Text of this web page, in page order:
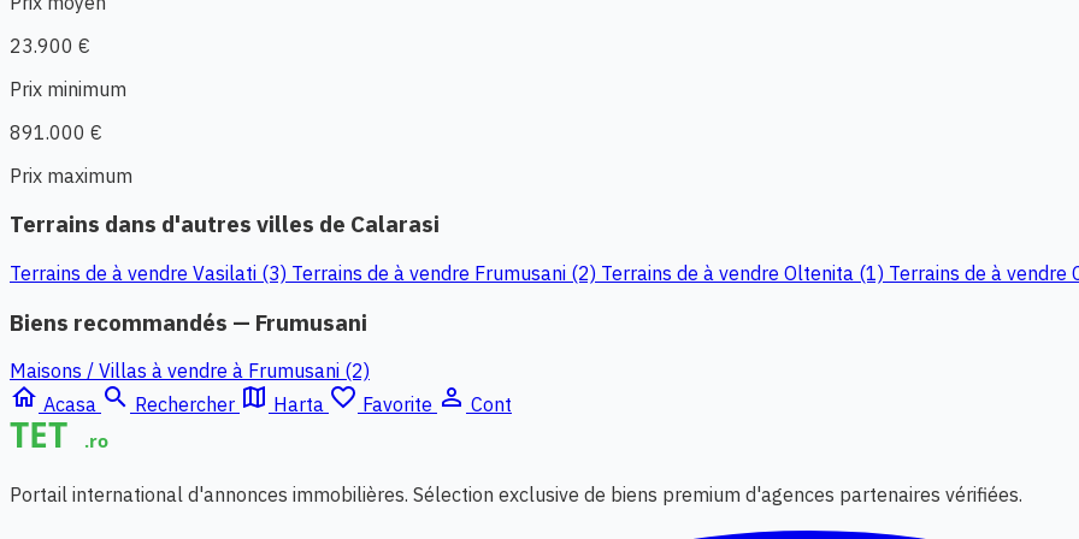
23.900 €
Prix minimum
891.000 €
Prix maximum
Terrains dans d'autres villes de Calarasi
Terrains de à vendre Vasilati (3) Terrains de à vendre Frumusani (2) Terrains de à vendre Oltenita (1) Terrains de à vendre
Biens recommandés — Frumusani
Maisons / Villas à vendre à Frumusani (2)
home Acasa search Rechercher map Harta favorite_border Favorite person_outline Cont
Portail international d'annonces immobilières. Sélection exclusive de biens premium d'agences partenaires vérifiées.